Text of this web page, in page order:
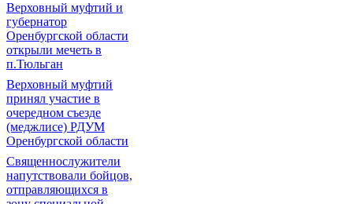
Верховный муфтий и
губернатор
Оренбургской области
открыли мечеть в
п.Тюльган
Верховный муфтий
принял участие в
очередном съезде
(меджлисе) РДУМ
Оренбургской области
Священнослужители
напутствовали бойцов,
отправляющихся в